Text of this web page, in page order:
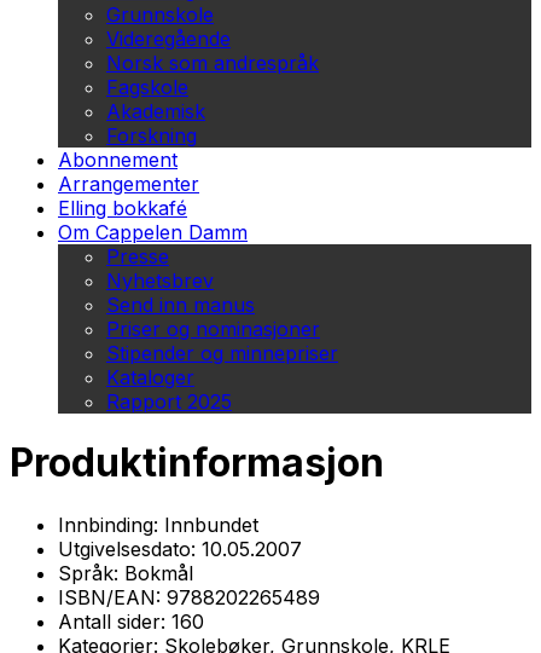
Grunnskole
Videregående
Norsk som andrespråk
Fagskole
Akademisk
Forskning
Abonnement
Arrangementer
Elling bokkafé
Om Cappelen Damm
Presse
Nyhetsbrev
Send inn manus
Priser og nominasjoner
Stipender og minnepriser
Kataloger
Rapport 2025
Produktinformasjon
Innbinding: Innbundet
Utgivelsesdato: 10.05.2007
Språk: Bokmål
ISBN/EAN: 9788202265489
Antall sider: 160
Kategorier: Skolebøker, Grunnskole, KRLE